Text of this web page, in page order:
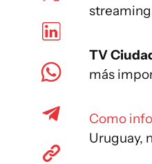
TV
más
Como
Uruguay,